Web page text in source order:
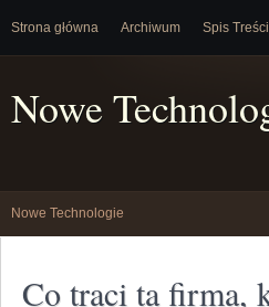
Strona główna Archiwum Spis Treści
Nowe
Nowe Technologie
Co traci ta firma,